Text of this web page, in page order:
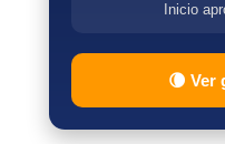
Inicio
🌘 Ver